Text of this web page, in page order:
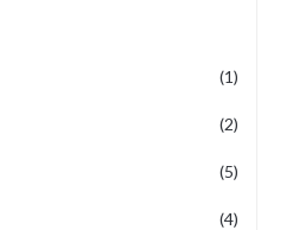
(1)
(2)
(5)
(4)